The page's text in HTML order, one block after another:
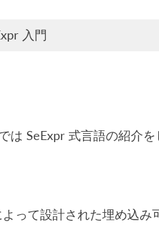
入門
は SeExpr 式言語の紹介を
って設計された埋め込